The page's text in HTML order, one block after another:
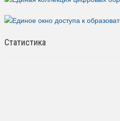
Статистика